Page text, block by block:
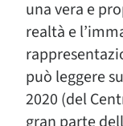
una vera e
realtà e
può leggere
2020 (del